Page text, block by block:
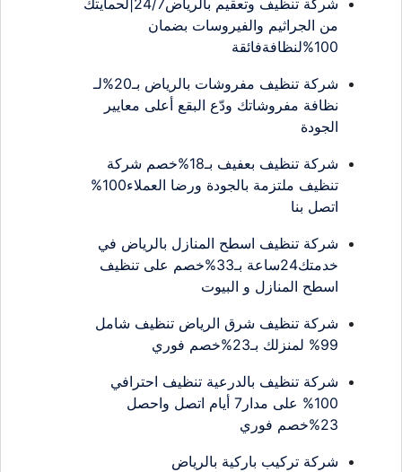
من الجراثيم والفيروسات بضمان
100%لنظافةفائقة
شركة تنظيف مفروشات بالرياض بـ20%لـ
نظافة مفروشاتك ودّع البقع أعلى معايير
الجودة
شركة تنظيف بعفيف بـ18%خصم شركة
تنظيف ملتزمة بالجودة ورضا العملاء100%
اتصل بنا
شركة تنظيف اسطح المنازل بالرياض في
خدمتك24ساعة بـ33%خصم على تنظيف
اسطح المنازل و البيوت
شركة تنظيف شرق الرياض تنظيف شامل
99% لمنزلك بـ23%خصم فوري
شركة تنظيف بالدرعية تنظيف احترافي
100% على مدار7 أيام اتصل واحصل
23%خصم فوري
شركة تركيب باركية بالرياض